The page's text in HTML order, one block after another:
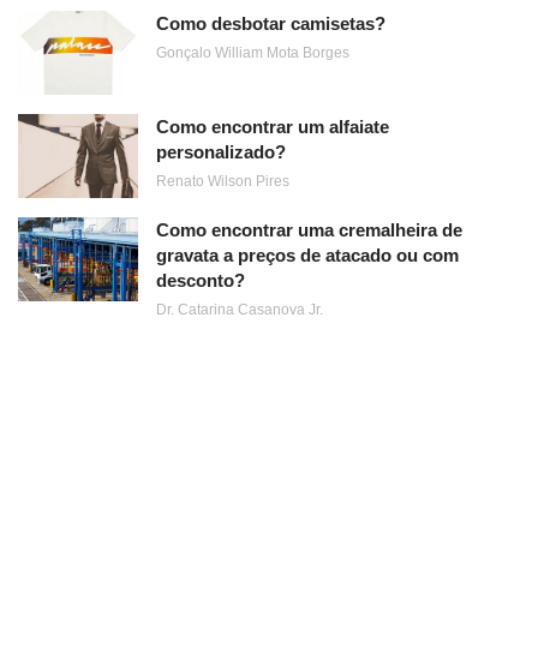
Como desbotar camisetas?
Gonçalo William Mota Borges
Como encontrar um alfaiate
personalizado?
Renato Wilson Pires
Como encontrar uma cremalheira de
gravata a preços de atacado ou com
desconto?
Dr. Catarina Casanova Jr.